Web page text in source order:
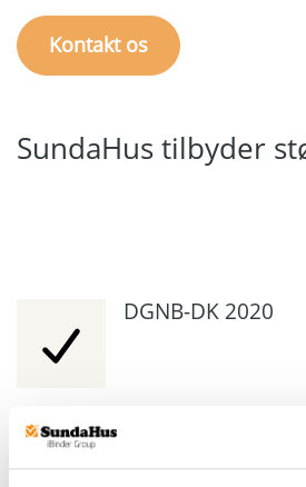
Kontakt os
SundaHus tilbyder
DGNB-DK 2020
DGNB-DK 2023,